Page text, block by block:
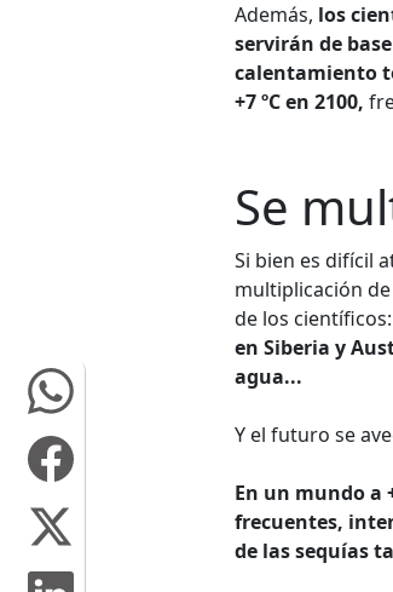
Además, los
servirán de
calentamiento
+7 ºC en 2100,
Se
Si bien es difícil
multiplicación
de los científicos:
en Siberia y
agua...
Y el futuro se
En un mundo a
frecuentes,
de las sequías